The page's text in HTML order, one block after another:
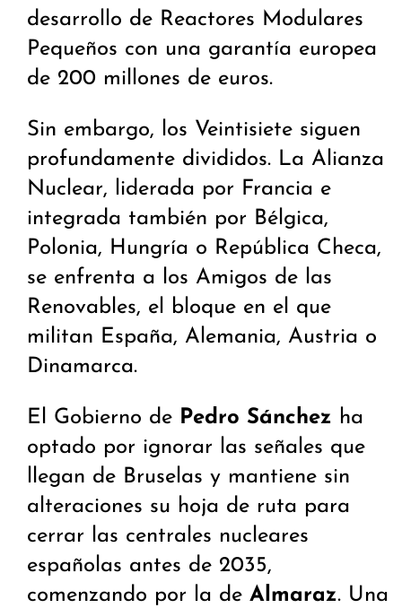
desarrollo de Reactores Modulares
Pequeños con una garantía europea
de 200 millones de euros.
Sin embargo, los Veintisiete siguen
profundamente divididos. La Alianza
Nuclear, liderada por Francia e
integrada también por Bélgica,
Polonia, Hungría o República Checa,
se enfrenta a los Amigos de las
Renovables, el bloque en el que
militan España, Alemania, Austria o
Dinamarca.
El Gobierno de Pedro Sánchez ha
optado por ignorar las señales que
llegan de Bruselas y mantiene sin
alteraciones su hoja de ruta para
cerrar las centrales nucleares
españolas antes de 2035,
comenzando por la de Almaraz. Una